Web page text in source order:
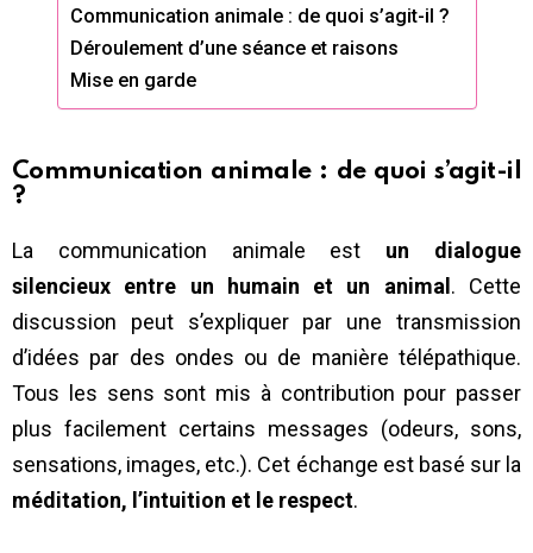
Communication animale : de quoi s’agit-il ?
Déroulement d’une séance et raisons
Mise en garde
Communication animale : de quoi s’agit-il
?
La communication animale est un dialogue
silencieux entre un humain et un animal . Cette
discussion peut s’expliquer par une transmission
d’idées par des ondes ou de manière télépathique.
Tous les sens sont mis à contribution pour passer
plus facilement certains messages (odeurs, sons,
sensations, images, etc.). Cet échange est basé sur la
méditation, l’intuition et le respect.